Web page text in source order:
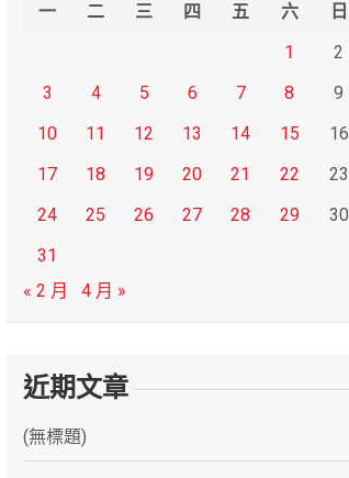
一 二 三 四 五 六
日
1
2
3
4 5 6 7 8
9
10
11 12 13 14 15
16
17
18 19 20 21 22
23
24
25 26 27 28 29
30
31
« 2 月
4 月 »
近期文章
(無標題)